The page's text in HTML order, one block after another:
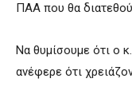
ΠΑΑ που θα
Να θυμίσουμε ότι ο
ανέφερε ότι